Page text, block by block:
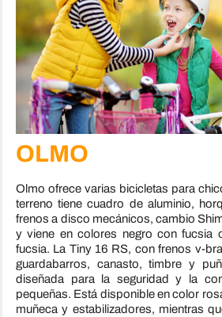
OLMO
Olmo ofrece varias bicicletas para
terreno tiene cuadro de aluminio,
frenos a disco mecánicos, cambio
y viene en colores negro con fucsia
fucsia. La Tiny 16 RS, con frenos v-
guardabarros, canasto, timbre y
diseñada para la seguridad y la
pequeñas. Está disponible en color
muñeca y estabilizadores, mientras